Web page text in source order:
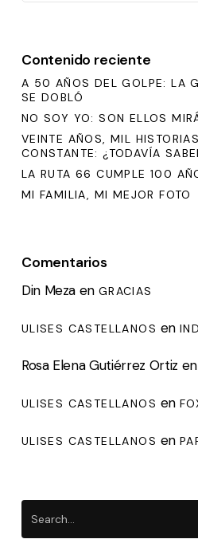
Contenido reciente
A 50 AÑOS DEL GOLPE: LA
SE DOBLÓ
NO SOY YO: SON ELLOS
VEINTE AÑOS, MIL
CONSTANTE: ¿TODAVÍA
LA RUTA 66 CUMPLE 100
MI FAMILIA, MI MEJOR FOTO
Comentarios
Din Meza en GRACIAS
ULISES CASTELLANOS en
Rosa Elena Gutiérrez Ortiz en
ULISES CASTELLANOS en
ULISES CASTELLANOS en